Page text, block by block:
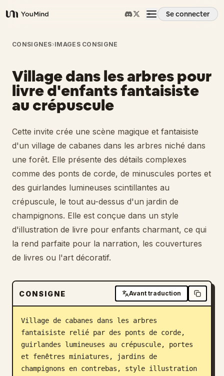
YouMind
Se connecter
Aperçu
Cas d'usage
Compétences
Invites
Tarifs
Télécharger
Blog
CONSIGNES›IMAGES CONSIGNE
Village dans les arbres pour
livre d'enfants fantaisiste
au crépuscule
Cette invite crée une scène magique et fantaisiste
d'un village de cabanes dans les arbres niché dans
une forêt. Elle présente des détails complexes
comme des ponts de corde, de minuscules portes et
des guirlandes lumineuses scintillantes au
crépuscule, le tout au-dessus d'un jardin de
champignons. Elle est conçue dans un style
d'illustration de livre pour enfants charmant, ce qui
la rend parfaite pour la narration, les couvertures
de livres ou l'art décoratif.
CONSIGNE Avant traduction
Village de cabanes dans les arbres
fantaisiste relié par des ponts de corde,
guirlandes lumineuses au crépuscule, portes
et fenêtres miniatures, jardins de
champignons en contrebas, style illustration